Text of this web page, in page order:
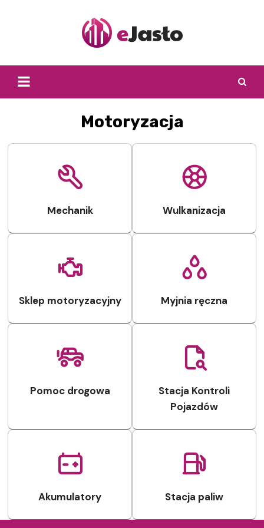
Motoryzacja
Mechanik Wulkanizacja
Sklep motoryzacyjny Myjnia ręczna
Pomoc drogowa
Stacja Kontroli
Pojazdów
Akumulatory Stacja paliw